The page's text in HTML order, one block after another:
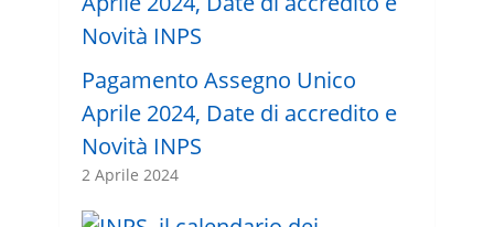
Pagamento Assegno Unico
Aprile 2024, Date di accredito e
Novità INPS
2 Aprile 2024